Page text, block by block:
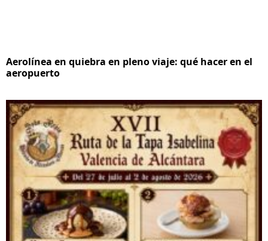
Aerolínea en quiebra en pleno viaje: qué hacer en el
aeropuerto